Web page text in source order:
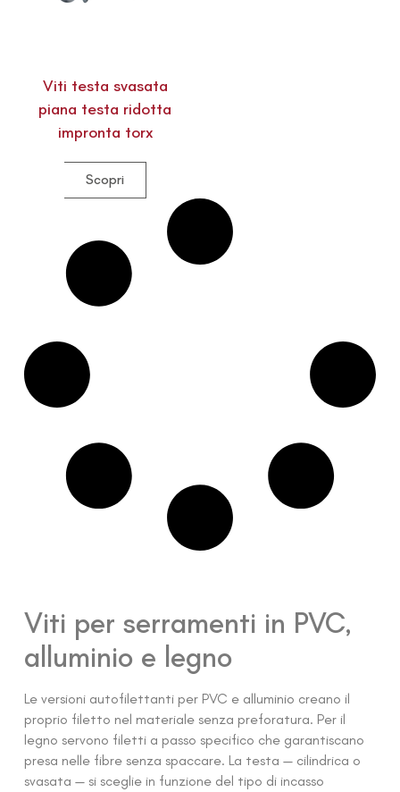
Viti testa svasata
piana testa ridotta
impronta torx
Scopri
Viti per serramenti in PVC,
alluminio e legno
Le versioni autofilettanti per PVC e alluminio creano il
proprio filetto nel materiale senza preforatura. Per il
legno servono filetti a passo specifico che garantiscano
presa nelle fibre senza spaccare. La testa — cilindrica o
svasata — si sceglie in funzione del tipo di incasso